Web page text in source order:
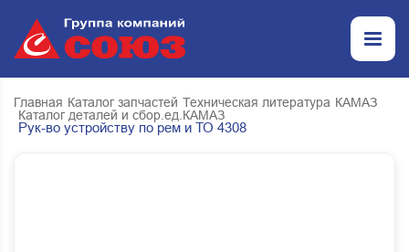
Главная Каталог запчастей Техническая литература КАМАЗ
Каталог деталей и сбор.ед.КАМАЗ
Рук-во устройству по рем и ТО 4308